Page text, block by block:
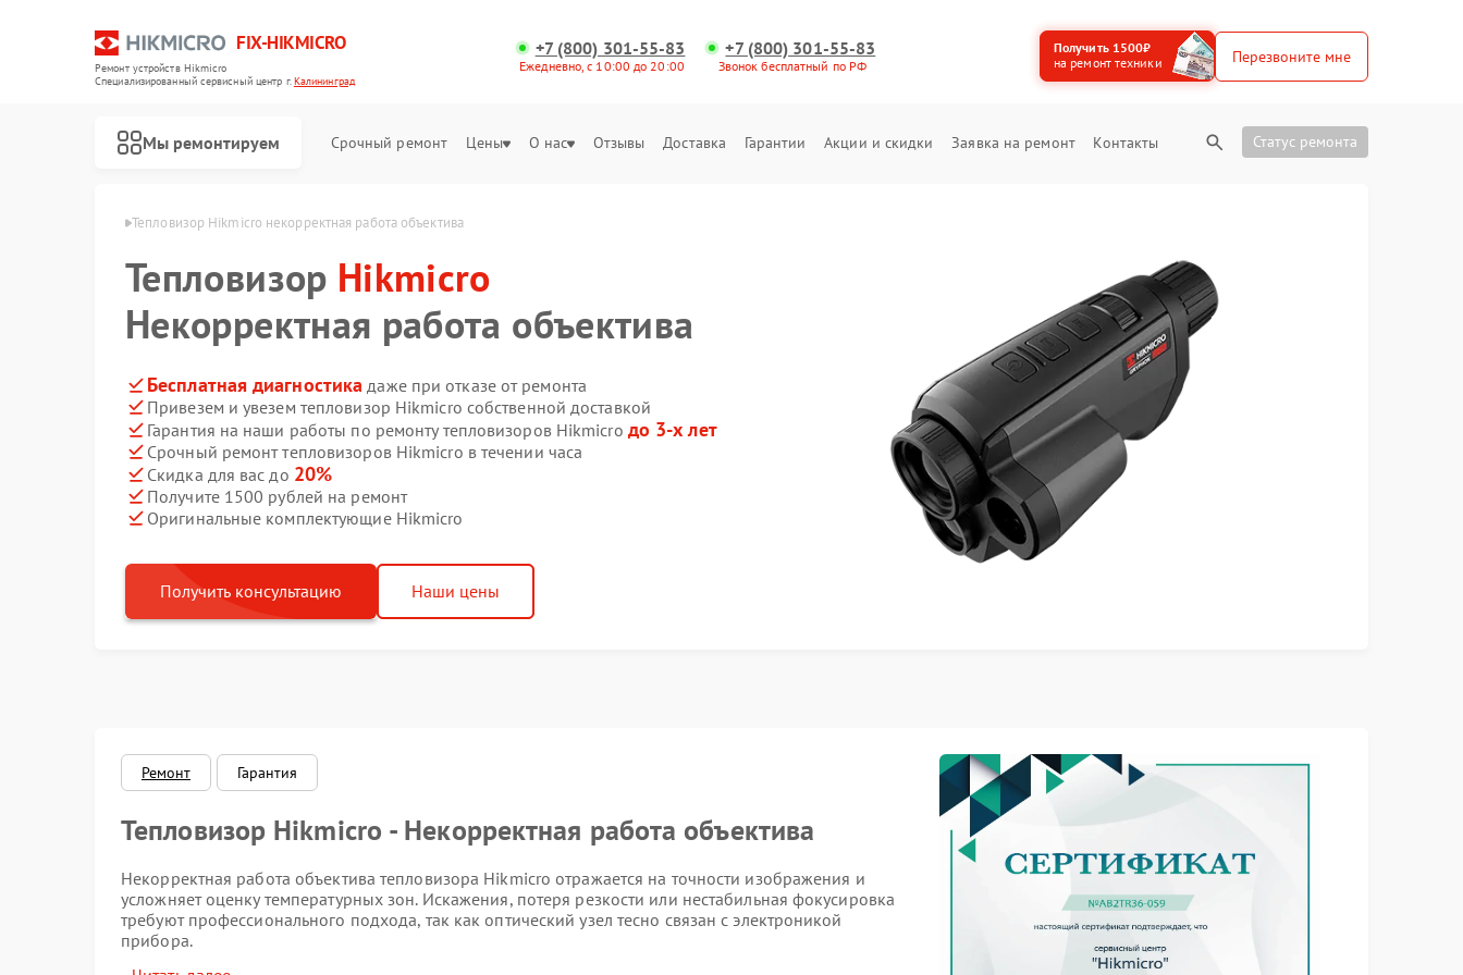
FIX-HIKMICRO
Ремонт устройств Hikmicro
Специализированный cервисный центр г.Калининград
+7 (800) 301-55-83
Ежедневно, с 10:00 до 20:00
+7 (800) 301-55-83
Звонок бесплатный по РФ
Получить 1500₽
на ремонт техники
Перезвоните мне
Мы ремонтируем Срочный ремонт Цены О нас Отзывы Доставка Гарантии Акции и скидки Заявка на ремонт Контакты Статус ремонта
в Калининграде Тепловизор Hikmicro некорректная работа объектива
Тепловизор Hikmicro
Некорректная работа объектива
Бесплатная диагностика даже при отказе от ремонта
Привезем и увезем тепловизор Hikmicro собственной доставкой
Гарантия на наши работы по ремонту тепловизоров Hikmicro до 3-х лет
Срочный ремонт тепловизоров Hikmicro в течении часа
Скидка для вас до 20%
Получите 1500 рублей на ремонт
Оригинальные комплектующие Hikmicro
Получить консультацию Наши цены
Ремонт Гарантия
Тепловизор Hikmicro - Некорректная работа объектива
Некорректная работа объектива тепловизора Hikmicro отражается на точности изображения и
усложняет оценку температурных зон. Искажения, потеря резкости или нестабильная фокусировка
требуют профессионального подхода, так как оптический узел тесно связан с электроникой
прибора.